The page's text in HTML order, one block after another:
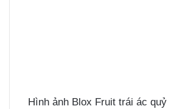
Hình ảnh Blox Fruit trái ác quỷ